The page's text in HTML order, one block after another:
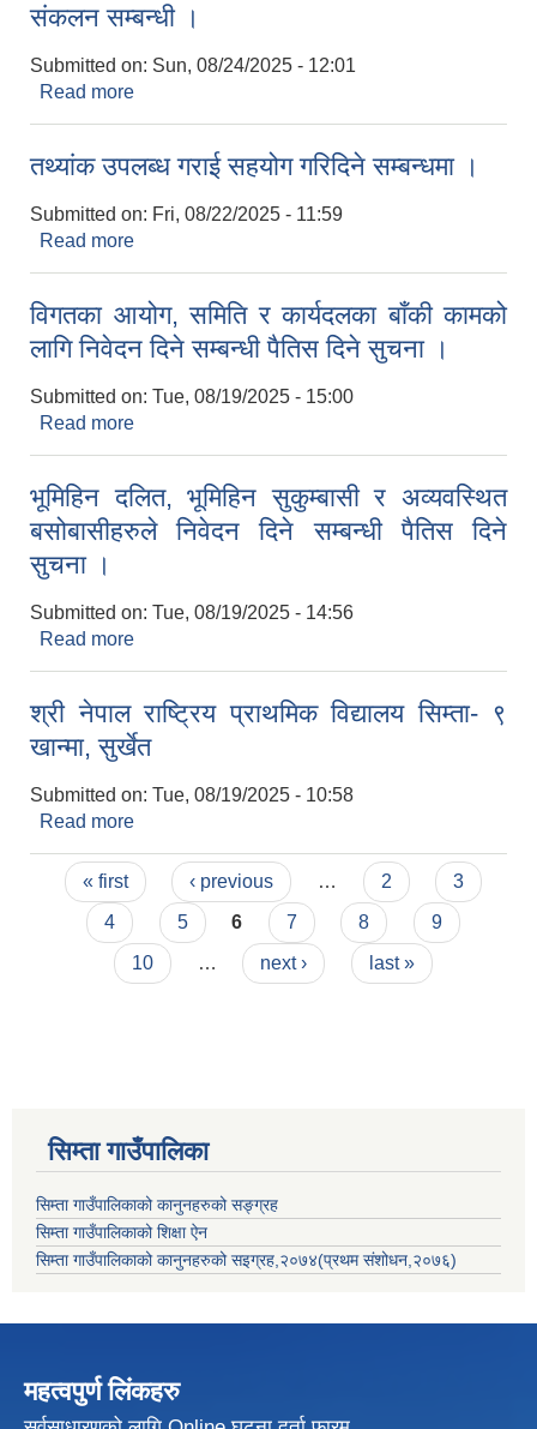
संकलन सम्बन्धी ।
Submitted on: Sun, 08/24/2025 - 12:01
Read more
तथ्यांक उपलब्ध गराई सहयोग गरिदिने सम्बन्धमा ।
Submitted on: Fri, 08/22/2025 - 11:59
Read more
विगतका आयोग, समिति र कार्यदलका बाँकी कामको
लागि निवेदन दिने सम्बन्धी पैतिस दिने सुचना ।
Submitted on: Tue, 08/19/2025 - 15:00
Read more
भूमिहिन दलित, भूमिहिन सुकुम्बासी र अव्यवस्थित
बसोबासीहरुले निवेदन दिने सम्बन्धी पैतिस दिने
सुचना ।
Submitted on: Tue, 08/19/2025 - 14:56
Read more
श्री नेपाल राष्ट्रिय प्राथमिक विद्यालय सिम्ता- ९
खान्मा, सुर्खेत
Submitted on: Tue, 08/19/2025 - 10:58
Read more
Pages
« first ‹ previous … 2
3
4
5 6 7 8
9
10
… next › last »
सिम्ता गाउँपालिका
सिम्ता गाउँपालिकाको कानुनहरुको सङ्ग्रह
सिम्ता गाउँपालिकाको शिक्षा ऐन
सिम्ता गाउँपालिकाको कानुनहरुको सइग्रह,२०७४(प्रथम संशोधन,२०७६)
महत्वपुर्ण लिंकहरु